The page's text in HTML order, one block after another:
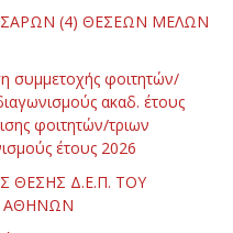
(4) ΘΕΣΕΩΝ ΜΕΛΩΝ
συμμετοχής φοιτητών/
ακαδ. έτους
φοιτητών/τριων
έτους 2026
ΘΕΣΗΣ Δ.Ε.Π. ΤΟΥ
ΑΘΗΝΩΝ